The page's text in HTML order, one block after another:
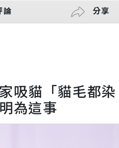
論 分享
吸貓「貓毛都染
為這事